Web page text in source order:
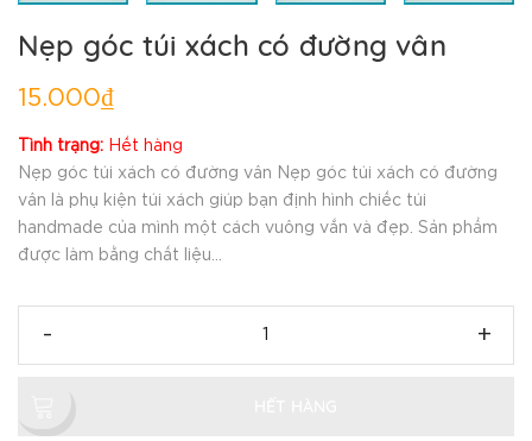
Nẹp góc túi xách có đường vân
15.000₫
Tình trạng: Hết hàng
Nẹp góc túi xách có đường vân Nẹp góc túi xách có đường
vân là phụ kiện túi xách giúp bạn định hình chiếc túi
handmade của mình một cách vuông vắn và đẹp. Sản phẩm
được làm bằng chất liệu...
- +